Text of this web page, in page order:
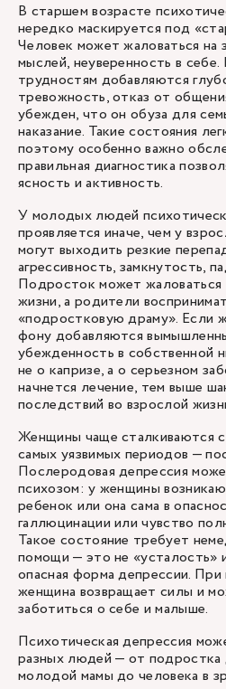
В старшем возрасте
нередко маскируется под
Человек может жаловаться на
мыслей, неуверенность в
трудностям добавляются
тревожность, отказ от
убежден, что он обуза для
наказание. Такие состояния
поэтому особенно важно
правильная диагностика
ясность и активность.
У молодых людей
проявляется иначе, чем у
могут выходить резкие
агрессивность, замкнутость,
Подросток может жаловаться
жизни, а родители
«подростковую драму». Если
фону добавляются
убежденность в собственной
не о капризе, а о серьезном
начнется лечение, тем выше
последствий во взрослой
Женщины чаще сталкиваются
самых уязвимых периодов —
Послеродовая депрессия
психозом: у женщины
ребенок или она сама в
галлюцинации или чувство
Такое состояние требует
помощи — это не «усталость»
опасная форма депрессии. При
женщина возвращает силы и
заботиться о себе и малыше.
Психотическая депрессия
разных людей — от подростка
молодой мамы до человека в